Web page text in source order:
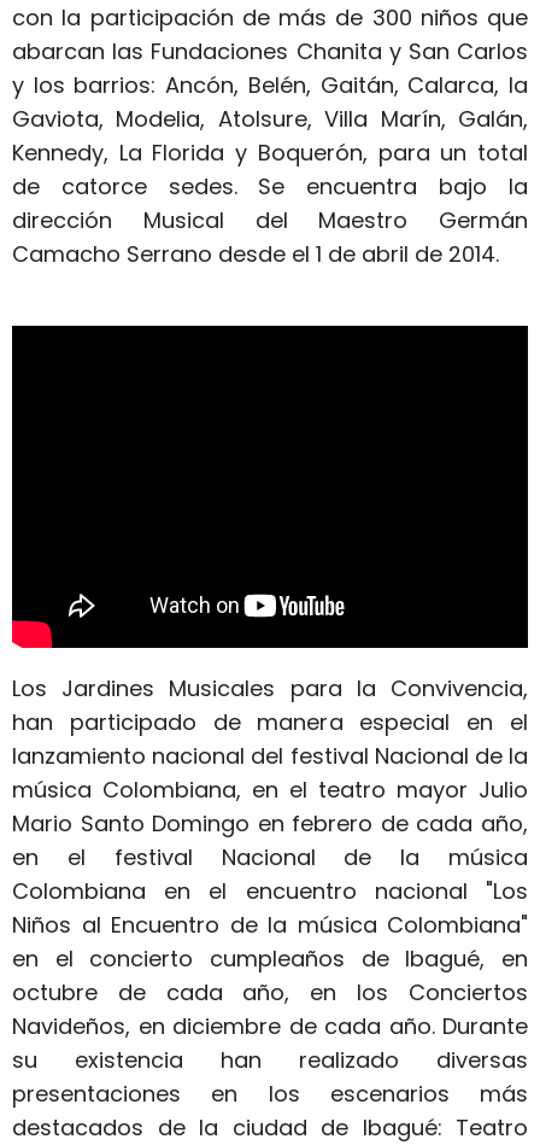
con la participación de más de 300 niños que
abarcan las Fundaciones Chanita y San Carlos
y los barrios: Ancón, Belén, Gaitán, Calarca, la
Gaviota, Modelia, Atolsure, Villa Marín, Galán,
Kennedy, La Florida y Boquerón, para un total
de catorce sedes. Se encuentra bajo la
dirección Musical del Maestro Germán
Camacho Serrano desde el 1 de abril de 2014.
Los Jardines Musicales para la Convivencia,
han participado de manera especial en el
lanzamiento nacional del festival Nacional de la
música Colombiana, en el teatro mayor Julio
Mario Santo Domingo en febrero de cada año,
en el festival Nacional de la música
Colombiana en el encuentro nacional "Los
Niños al Encuentro de la música Colombiana"
en el concierto cumpleaños de Ibagué, en
octubre de cada año, en los Conciertos
Navideños, en diciembre de cada año. Durante
su existencia han realizado diversas
presentaciones en los escenarios más
destacados de la ciudad de Ibagué: Teatro